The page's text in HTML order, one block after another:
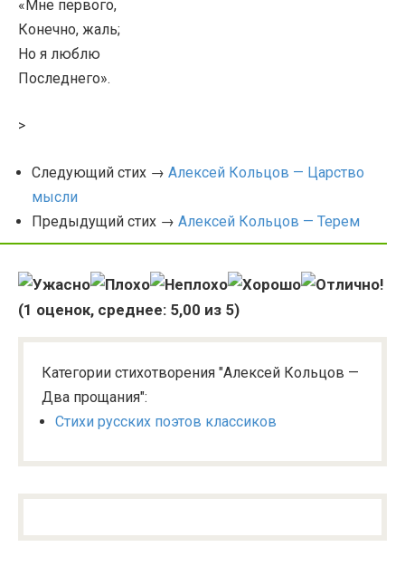
«Мне первого,
Конечно, жаль;
Но я люблю
Последнего».
>
Следующий стих → Алексей Кольцов — Царство
мысли
Предыдущий стих → Алексей Кольцов — Терем
(1 оценок, среднее: 5,00 из 5)
Категории стихотворения "Алексей Кольцов —
Два прощания":
Стихи русских поэтов классиков